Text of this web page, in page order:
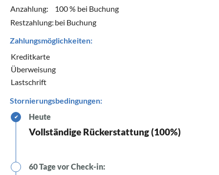
Anzahlung:
100 % bei Buchung
Restzahlung: bei Buchung
Zahlungsmöglichkeiten:
Kreditkarte
Überweisung
Lastschrift
Stornierungsbedingungen:
✔ Heute
Vollständige Rückerstattung (100%)
60 Tage vor Check-in: